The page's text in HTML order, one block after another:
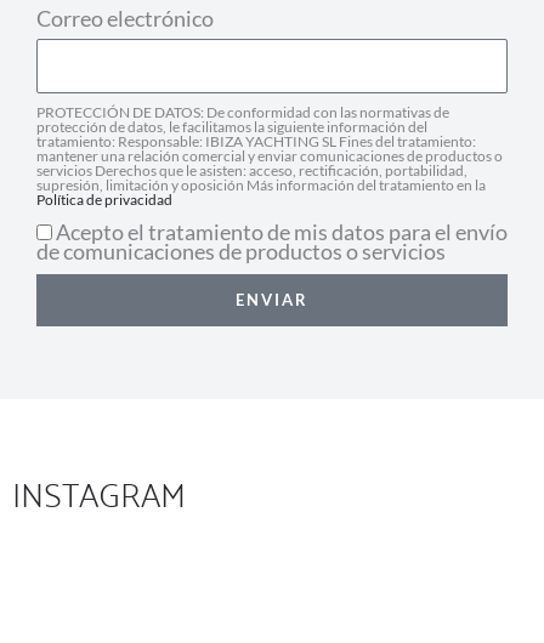
Correo electrónico
PROTECCIÓN DE DATOS: De conformidad con las normativas de
protección de datos, le facilitamos la siguiente información del
tratamiento: Responsable: IBIZA YACHTING SL Fines del tratamiento:
mantener una relación comercial y enviar comunicaciones de productos o
servicios Derechos que le asisten: acceso, rectificación, portabilidad,
supresión, limitación y oposición Más información del tratamiento en la
Política de privacidad
Acepto el tratamiento de mis datos para el envío
de comunicaciones de productos o servicios
ENVIAR
INSTAGRAM